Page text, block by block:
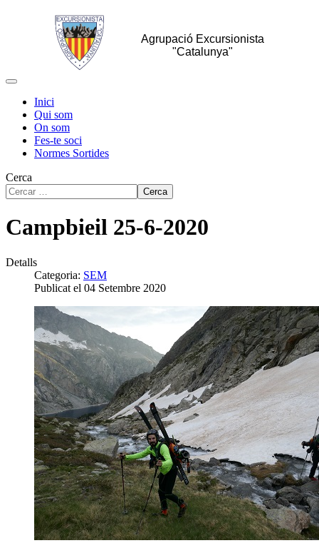
Agrupació Excursionista
"Catalunya"
Inici
Qui som
On som
Fes-te soci
Normes Sortides
Cerca
Cerca
Campbieil 25-6-2020
Detalls
Categoria: SEM
Publicat el 04 Setembre 2020